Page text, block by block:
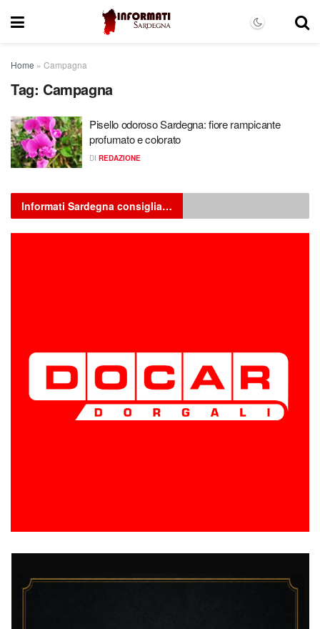
Home » Campagna
Tag: Campagna
Pisello odoroso Sardegna: fiore rampicante
profumato e colorato
DI REDAZIONE
Informati Sardegna consiglia…